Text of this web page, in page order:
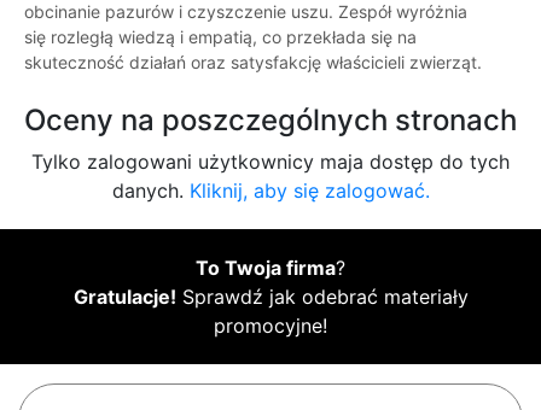
obcinanie pazurów i czyszczenie uszu. Zespół wyróżnia
się rozległą wiedzą i empatią, co przekłada się na
skuteczność działań oraz satysfakcję właścicieli zwierząt.
Oceny na poszczególnych stronach
Tylko zalogowani użytkownicy maja dostęp do tych
danych. Kliknij, aby się zalogować.
To Twoja firma?
Gratulacje! Sprawdź jak odebrać materiały
promocyjne!